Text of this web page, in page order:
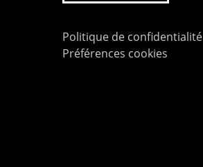
Politique de confidentialité
Préférences cookies